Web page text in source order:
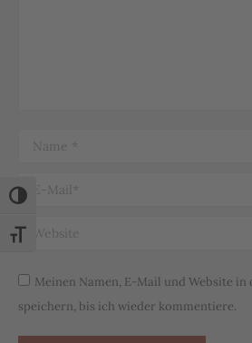
Umschalten auf hohe Kontraste
Schrift vergrößern
Name *
E-Mail *
Website
Meinen Namen, E-Mail und Website in
speichern, bis ich wieder kommentiere.